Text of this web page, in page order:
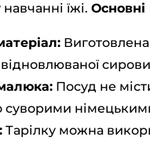
їжі. Основні
Посуд не
суворими
Тарілку можна